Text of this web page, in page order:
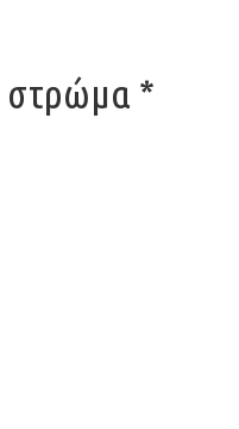
στρώμα *